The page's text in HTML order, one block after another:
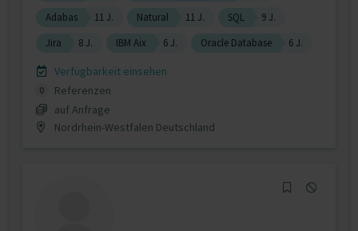
Adabas
11 J. Natural 11 J. SQL
9 J.
Jira
8 J. IBM Aix 6 J. Oracle Database 6 J.
Verfügbarkeit einsehen
0
Referenzen
auf Anfrage
Nordrhein-Westfalen Deutschland